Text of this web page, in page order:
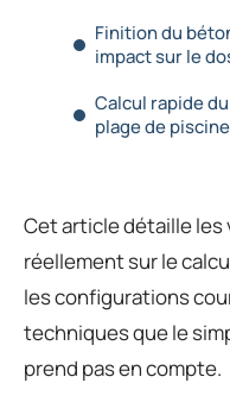
Finition du
impact sur le
Calcul rapide
plage de piscine
Cet article détaille les
réellement sur le
les configurations
techniques que le
prend pas en compte.